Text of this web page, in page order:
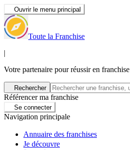
Ouvrir le menu principal
Toute la Franchise
|
Votre partenaire pour réussir en franchise
Rechercher
Référencer ma franchise
Se connecter
Navigation principale
Annuaire des franchises
Je découvre